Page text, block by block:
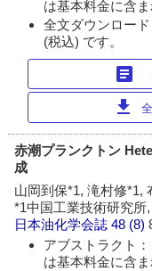
は基本料金に含ま
全文ダウンロー
(税込) です。
article
download
赤潮プランクトン
成
山岡到保*1, 滝村修*1,
*1中国工業技術研究所
日本油化学会誌 48 (8)
アブストラクト
は基本料金に含ま